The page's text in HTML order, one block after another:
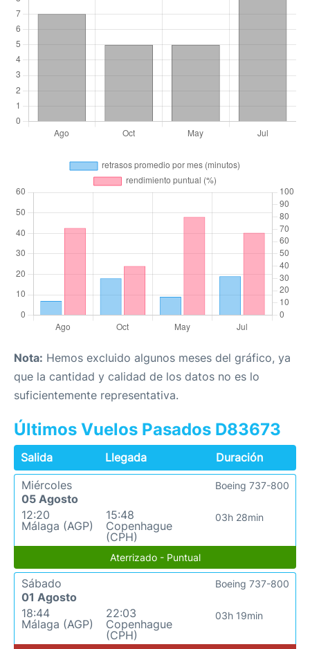
Nota: Hemos excluido algunos meses del gráfico, ya
que la cantidad y calidad de los datos no es lo
suficientemente representativa.
Últimos Vuelos Pasados D83673
Salida Llegada
Duración
Miércoles
05 Agosto
12:20
Málaga (AGP)
15:48
Copenhague
(CPH)
03h 28min
Boeing 737-800
Aterrizado - Puntual
Sábado
01 Agosto
18:44
Málaga (AGP)
22:03
Copenhague
(CPH)
03h 19min
Boeing 737-800